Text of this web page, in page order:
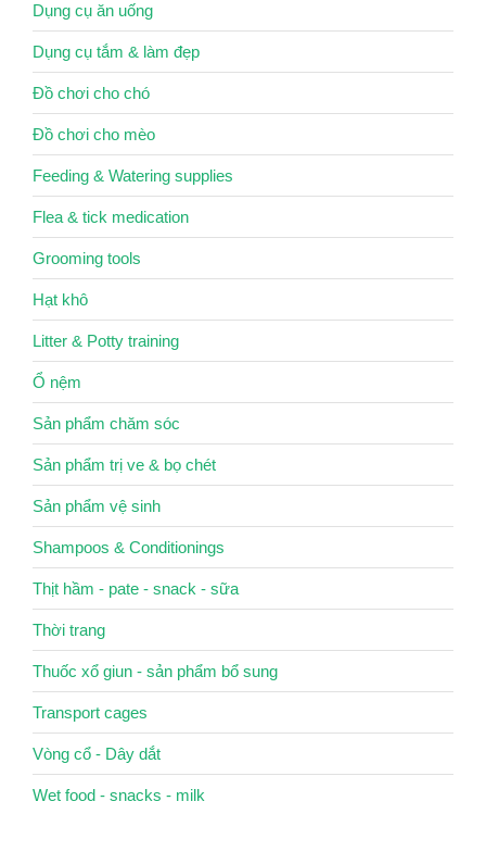
Dụng cụ ăn uống
Dụng cụ tắm & làm đẹp
Đồ chơi cho chó
Đồ chơi cho mèo
Feeding & Watering supplies
Flea & tick medication
Grooming tools
Hạt khô
Litter & Potty training
Ổ nệm
Sản phẩm chăm sóc
Sản phẩm trị ve & bọ chét
Sản phẩm vệ sinh
Shampoos & Conditionings
Thịt hầm - pate - snack - sữa
Thời trang
Thuốc xổ giun - sản phẩm bổ sung
Transport cages
Vòng cổ - Dây dắt
Wet food - snacks - milk